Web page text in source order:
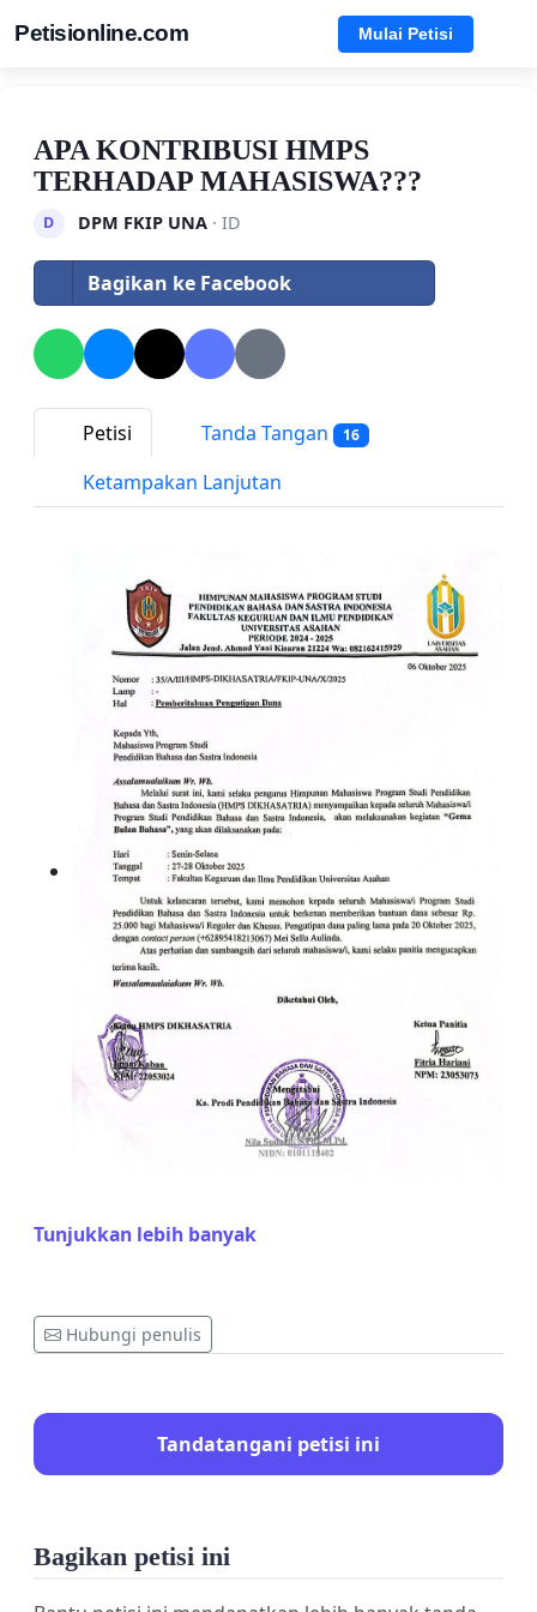
Petisionline.com Mulai Petisi
APA KONTRIBUSI HMPS
TERHADAP MAHASISWA???
D DPM FKIP UNA· ID
Bagikan ke Facebook
Petisi Tanda Tangan 16
Ketampakan Lanjutan
Asahan Fakultas Keguruan dan Ilmu
merasa prihatin terhadap teknis dan nominal
bantuan dana yang ditetapkan untuk kegiatan
Rp.25.000/mahasiswa/i yang akan
diselenggarakan oleh Panitia Pelaksana dari
membebani dan tidak realistis untuk sebagian
Tunjukkan lebih banyak
Hubungi penulis
Tandatangani petisi ini
Bagikan petisi ini